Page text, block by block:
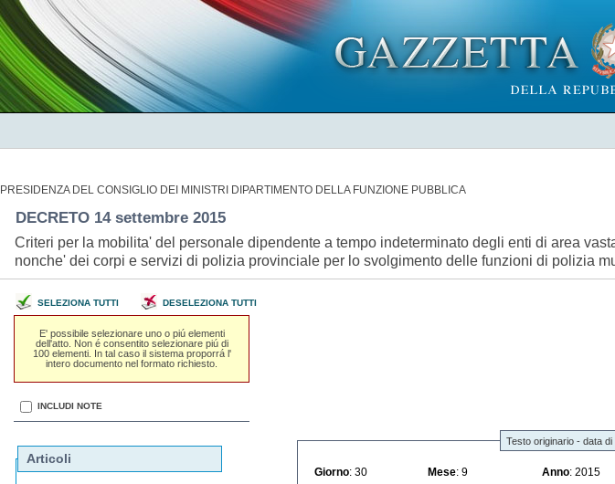
PRESIDENZA DEL CONSIGLIO DEI MINISTRI DIPARTIMENTO DELLA FUNZIONE PUBBLICA
DECRETO 14 settembre 2015
Criteri per la mobilita' del personale dipendente a tempo indeterminato degli enti di area
nonche' dei corpi e servizi di polizia provinciale per lo svolgimento delle funzioni di polizia
SELEZIONA TUTTI DESELEZIONA TUTTI
E' possibile selezionare uno o piú elementi
dell'atto. Non é consentito selezionare piú di
100 elementi. In tal caso il sistema proporrá l'
intero documento nel formato richiesto.
INCLUDI NOTE
Articoli
Testo originario - data di
Giorno : 30 Mese : 9 Anno : 2015